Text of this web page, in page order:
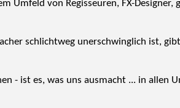
Umfeld von Regisseuren, FX-Designer,
schlichtweg unerschwinglich ist,
- ist es, was uns ausmacht ... in allen